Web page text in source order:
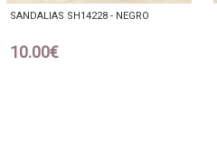
SANDALIAS SH14228 - NEGRO
10.00€